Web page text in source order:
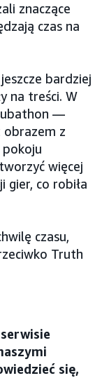
znaczące
czas na
bardziej
na treści. W
—
z
pokoju
więcej
gier, co robiła
czasu,
Truth
się,